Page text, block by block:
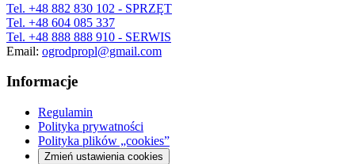
Tel. +48 882 830 102 - SPRZĘT
Tel. +48 604 085 337
Tel. +48 888 888 910 - SERWIS
Email: ogrodpropl@gmail.com
Informacje
Regulamin
Polityka prywatności
Polityka plików „cookies”
Zmień ustawienia cookies